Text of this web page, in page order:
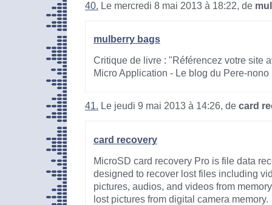
40. Le mercredi 8 mai 2013 à 18:22, de
mulberry bags
Critique de livre : "Référencez votre site
Micro Application - Le blog du Pere-nono
41. Le jeudi 9 mai 2013 à 14:26, de card
card recovery
MicroSD card recovery Pro is file data
designed to recover lost files including
pictures, audios, and videos from
lost pictures from digital camera memory.